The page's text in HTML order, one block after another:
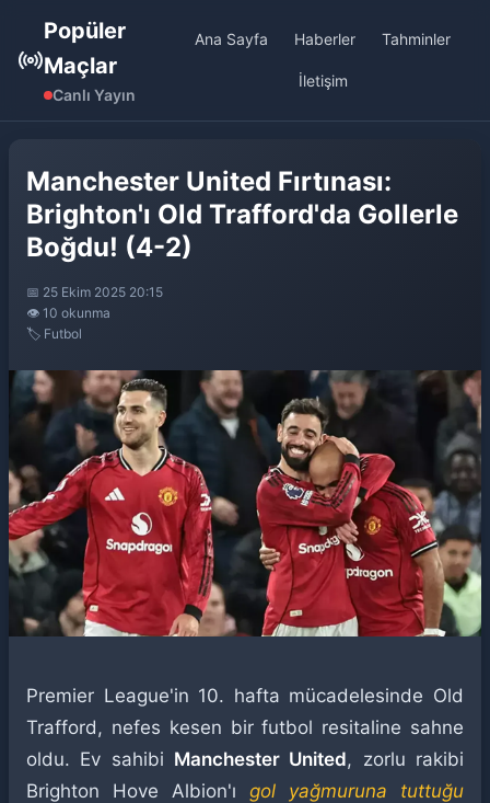
Popüler
Maçlar
Canlı Yayın
Ana Sayfa Haberler Tahminler
İletişim
Manchester United Fırtınası:
Brighton'ı Old Trafford'da Gollerle
Boğdu! (4-2)
📅 25 Ekim 2025 20:15
👁️ 10 okunma
🏷️ Futbol
Premier League'in 10. hafta mücadelesinde Old
Trafford, nefes kesen bir futbol resitaline sahne
oldu. Ev sahibi Manchester United, zorlu rakibi
Brighton Hove Albion'ı gol yağmuruna tuttuğu